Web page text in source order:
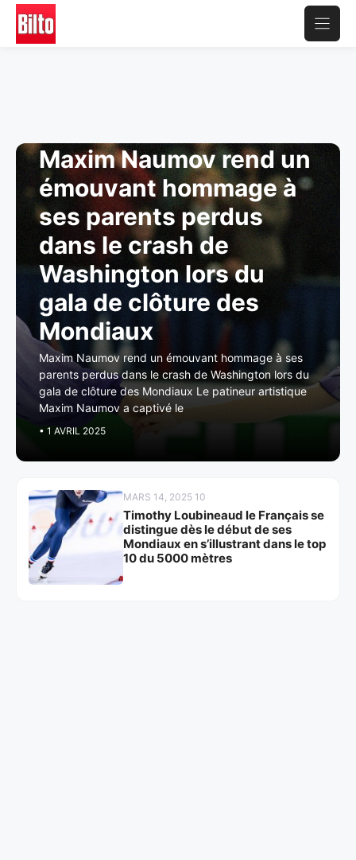
Aller
contenu
Maxim Naumov rend un
émouvant hommage à
ses parents perdus
dans le crash de
Washington lors du
gala de clôture des
Mondiaux
Maxim Naumov rend un émouvant hommage à ses
parents perdus dans le crash de Washington lors du
gala de clôture des Mondiaux Le patineur artistique
Maxim Naumov a captivé le
• 1 AVRIL 2025
MARS 14, 2025 10
Timothy Loubineaud le Français se
distingue dès le début de ses
Mondiaux en s’illustrant dans le top
10 du 5000 mètres